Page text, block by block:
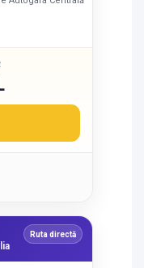
Ruta directă